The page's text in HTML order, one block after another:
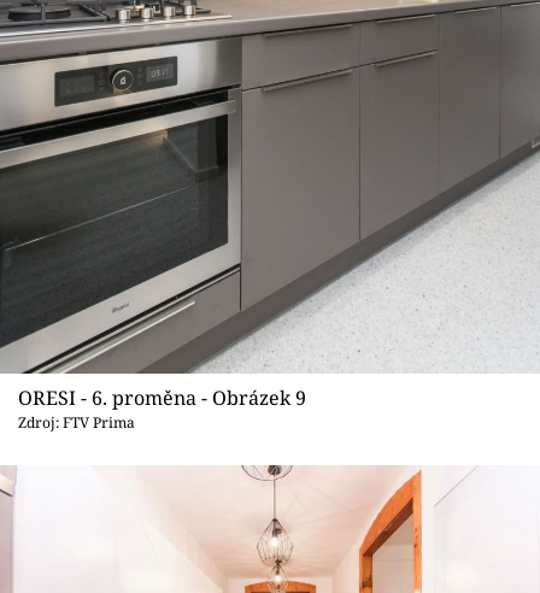
ORESI - 6. proměna - Obrázek 9
Zdroj: FTV Prima